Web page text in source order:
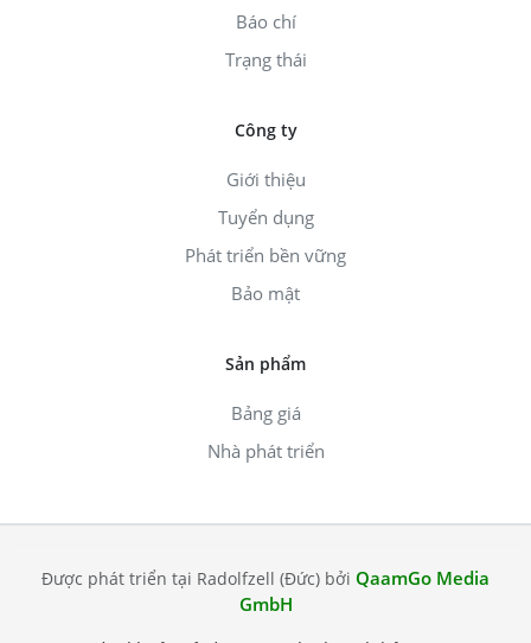
Báo chí
Trạng thái
Công ty
Giới thiệu
Tuyển dụng
Phát triển bền vững
Bảo mật
Sản phẩm
Bảng giá
Nhà phát triển
Được phát triển tại Radolfzell (Đức) bởi QaamGo Media
GmbH